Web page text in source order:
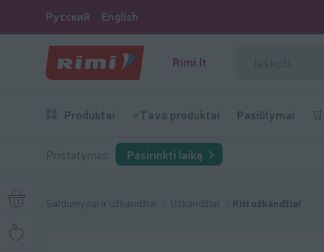
Русский English
Rimi.lt
Produktai ⭐Tavo produktai Pasiūlymai
Pristatymas: Pasirinkti laiką
Saldumynai ir užkandžiai Užkandžiai Kiti užkandžiai